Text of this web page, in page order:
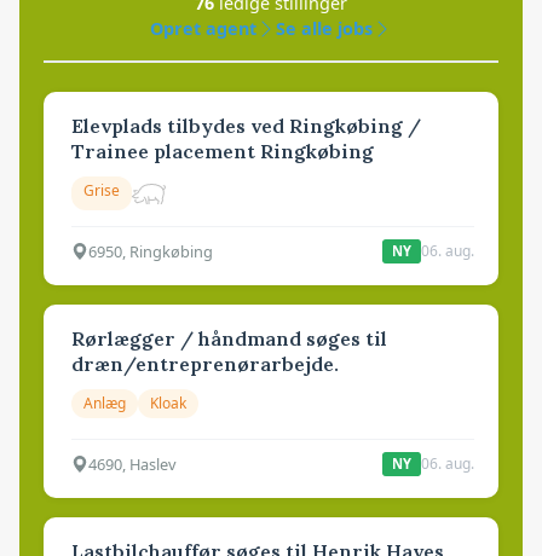
Opret agent
Se alle jobs
Elevplads tilbydes ved Ringkøbing /
Trainee placement Ringkøbing
Grise
6950, Ringkøbing NY 06. aug.
Rørlægger / håndmand søges til
dræn/entreprenørarbejde.
Anlæg Kloak
4690, Haslev NY 06. aug.